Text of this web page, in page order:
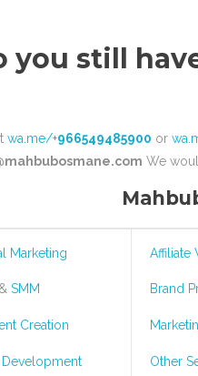
you still
wa.me/+966549485900 or
We
Marketing
& SMM
Creation
Affiliate
Brand
Other